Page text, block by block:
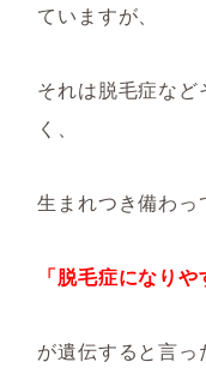
ていますが、
それは脱毛症など
く、
生まれつき備わっ
「脱毛症になりや
が遺伝すると言っ